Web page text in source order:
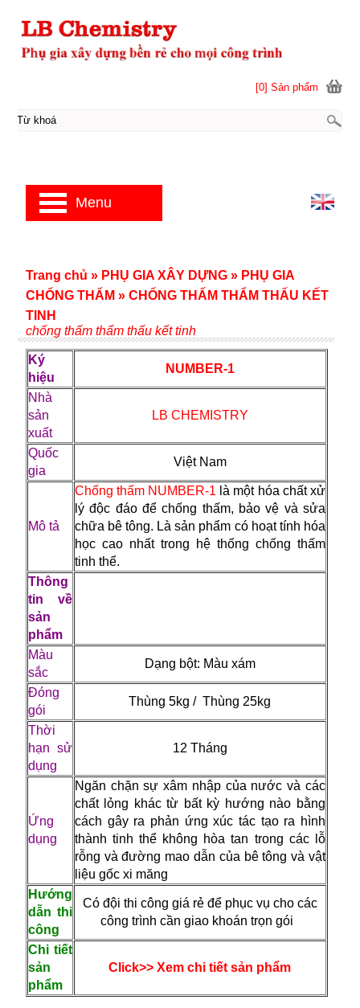
chống thấm thẩm thấu kết tinh
Ký
hiệu
NUMBER-1
Nhà
sản
xuất
LB CHEMISTRY
Quốc
gia
Việt Nam
Mô tả
Chống thấm NUMBER-1 là một hóa chất xử
lý độc đáo để chống thấm, bảo vệ và sửa
chữa bê tông. Là sản phẩm có hoạt tính hóa
học cao nhất trong hệ thống chống thấm
tinh thể.
Thông
tin về
sản
phẩm
Màu
sắc
Dạng bột: Màu xám
Đóng
gói
Thùng 5kg / Thùng 25kg
Thời
hạn sử
dụng
12 Tháng
Ứng
dụng
Ngăn chặn sự xâm nhập của nước và các
chất lỏng khác từ bất kỳ hướng nào bằng
cách gây ra phản ứng xúc tác tạo ra hình
thành tinh thể không hòa tan trong các lỗ
rỗng và đường mao dẫn của bê tông và vật
liệu gốc xi măng
Hướng
dẫn thi
công
Có đội thi công giá rẻ để phục vụ cho các
công trình cần giao khoán trọn gói
Chi tiết
sản
phẩm
Click>> Xem chi tiết sản phẩm
Trang chủ » PHỤ GIA XÂY DỰNG » PHỤ GIA
CHỐNG THẤM » CHỐNG THẤM THẨM THẤU KẾT
TINH
[0] Sản phẩm
Menu